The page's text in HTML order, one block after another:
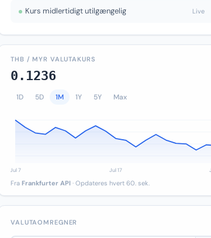
Kurs midlertidigt utilgængelig Live
THB / MYR VALUTAKURS
0.1236
1D 5D 1M 1Y 5Y Max
Fra Frankfurter API · Opdateres hvert 60. sek.
VALUTAOMREGNER